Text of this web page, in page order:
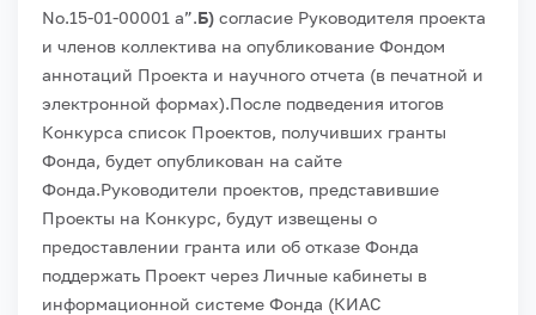
No.15-01-00001 a”.Б) согласие Руководителя проекта
и членов коллектива на опубликование Фондом
аннотаций Проекта и научного отчета (в печатной и
электронной формах).После подведения итогов
Конкурса список Проектов, получивших гранты
Фонда, будет опубликован на сайте
Фонда.Руководители проектов, представившие
Проекты на Конкурс, будут извещены о
предоставлении гранта или об отказе Фонда
поддержать Проект через Личные кабинеты в
информационной системе Фонда (КИАС